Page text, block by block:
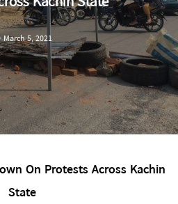
March 5, 2021
On Protests Across Kachin
State